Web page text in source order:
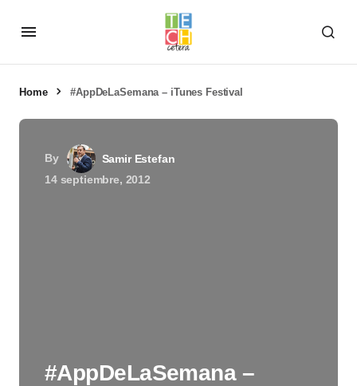
Home #AppDeLaSemana – iTunes Festival
By
Samir Estefan
14 septiembre, 2012
#AppDeLaSemana –